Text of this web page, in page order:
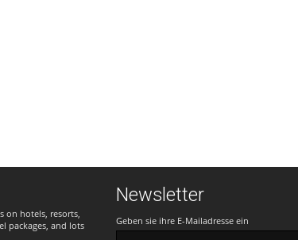
on hotels, resorts,
packages, and lots
Newsletter
Geben sie ihre E-Mailadresse ein